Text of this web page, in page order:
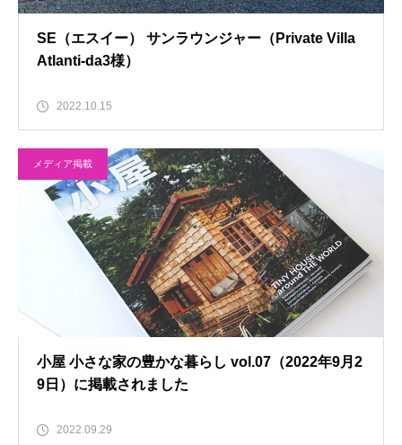
SE（エスイー） サンラウンジャー（Private Villa
Atlanti-da3様）
2022.10.15
メディア掲載
小屋 小さな家の豊かな暮らし vol.07（2022年9月2
9日）に掲載されました
2022.09.29